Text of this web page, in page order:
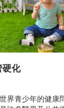
硬化
界青少年的健康